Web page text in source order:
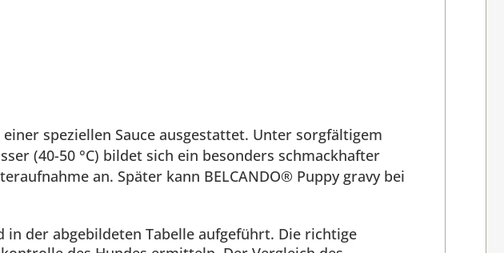
speziellen Sauce ausgestattet. Unter sorgfältigem
(40-50 °C) bildet sich ein besonders schmackhafter
an. Später kann BELCANDO® Puppy gravy bei
der abgebildeten Tabelle aufgeführt. Die richtige